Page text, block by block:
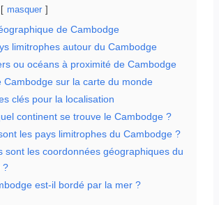
masquer
de Cambodge
limitrophes autour du Cambodge
ou océans à proximité de Cambodge
Cambodge sur la carte du monde
clés pour la localisation
continent se trouve le Cambodge ?
les pays limitrophes du Cambodge ?
sont les coordonnées géographiques du
?
est-il bordé par la mer ?